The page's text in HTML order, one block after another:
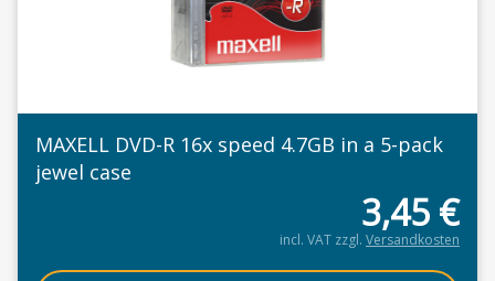
MAXELL DVD-R 16x speed 4.7GB in a 5-pack
jewel case
3,45 €
incl. VAT zzgl. Versandkosten